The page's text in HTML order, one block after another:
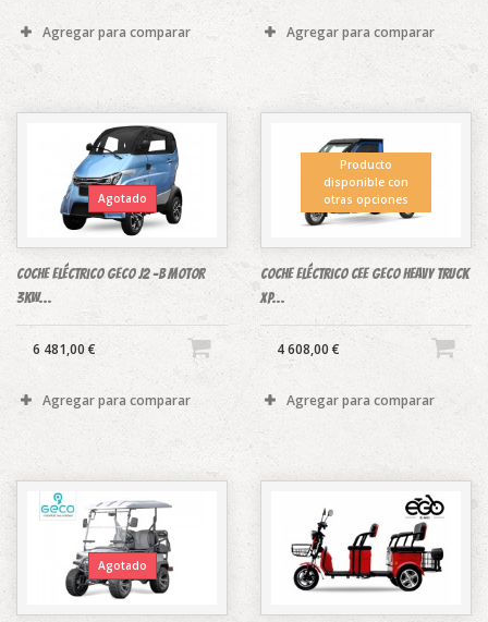
Agregar para comparar Agregar para comparar
Agotado
Coche eléctrico Geco J2 -B MOTOR
3KW...
6 481,00 €
Agregar para comparar
Producto
disponible con
otras opciones
Coche eléctrico CEE Geco Heavy Truck
XP...
4 608,00 €
Agregar para comparar
Agotado